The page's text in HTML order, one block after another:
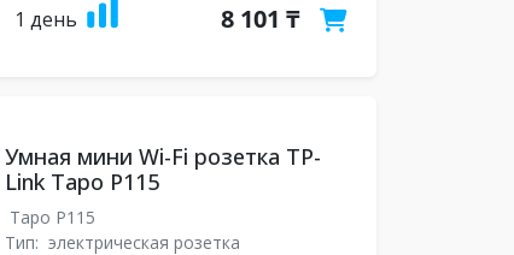
1 день 8 101 ₸
Умная мини Wi-Fi розетка TP-
Link Tapo P115
Tapo P115
Тип: электрическая розетка